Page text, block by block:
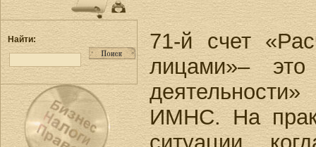
Найти:
71-й счет
лицами»–
ИМНС. На